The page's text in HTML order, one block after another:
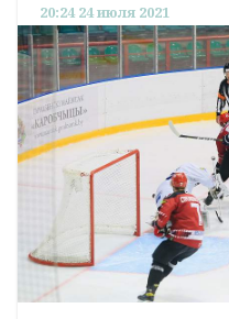
20:24 24 июля 2021